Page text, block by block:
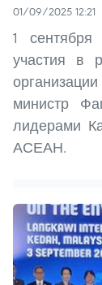
01/09/2025 12:21
1
участия в
министр
лидерами
АСЕАН.